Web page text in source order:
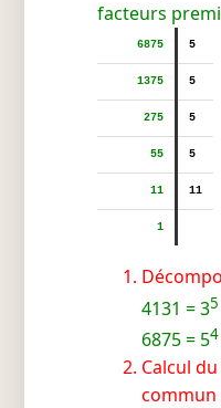
facteurs
6875 5
1375 5
275 5
55 5
11 11
1
4131 = 35
6875 = 54
Calcul
commun